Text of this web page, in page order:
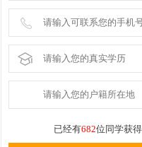
已经有682位同学获